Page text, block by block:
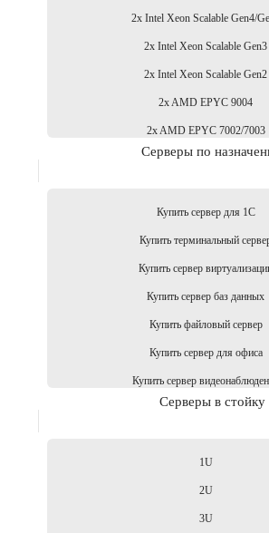
2x Intel Xeon Scalable Gen4/
2x Intel Xeon Scalable Gen3
2x Intel Xeon Scalable Gen2
2x AMD EPYC 9004
2x AMD EPYC 7002/7003
Серверы по
Купить сервер для 1С
Купить терминальный
Купить сервер
Купить сервер баз данных
Купить файловый сервер
Купить сервер для офиса
Купить сервер
Серверы в стойку
1U
2U
3U